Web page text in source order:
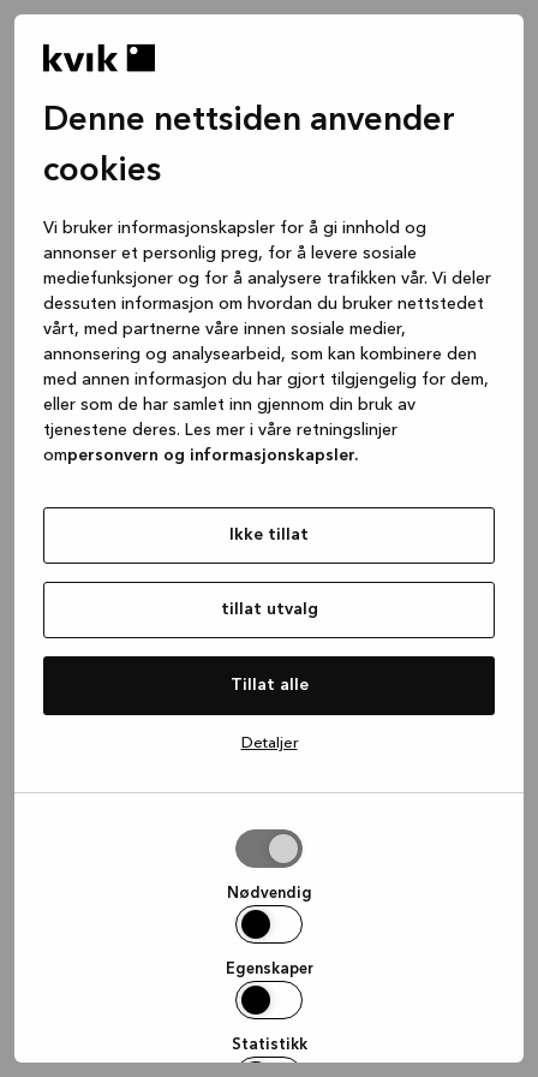
Denne nettsiden anvender
cookies
Vi bruker informasjonskapsler for å gi innhold og
annonser et personlig preg, for å levere sosiale
mediefunksjoner og for å analysere trafikken vår. Vi deler
dessuten informasjon om hvordan du bruker nettstedet
vårt, med partnerne våre innen sosiale medier,
annonsering og analysearbeid, som kan kombinere den
med annen informasjon du har gjort tilgjengelig for dem,
eller som de har samlet inn gjennom din bruk av
tjenestene deres. Les mer i våre retningslinjer
ompersonvern og informasjonskapsler.
Ikke tillat
tillat utvalg
Tillat alle
Detaljer
Nødvendig
Egenskaper
Statistikk
(see the browser console for more
information).